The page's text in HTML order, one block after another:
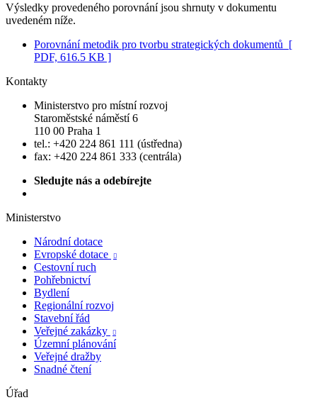
Výsledky provedeného porovnání jsou shrnuty v dokumentu
uvedeném níže.
Porovnání metodik pro tvorbu strategických dokumentů [
PDF, 616.5 KB ]
Kontakty
Ministerstvo pro místní rozvoj
Staroměstské náměstí 6
110 00 Praha 1
tel.: +420 224 861 111 (ústředna)
fax: +420 224 861 333 (centrála)
Sledujte nás a odebírejte
Ministerstvo
Národní dotace
Evropské dotace

Cestovní ruch
Pohřebnictví
Bydlení
Regionální rozvoj
Stavební řád
Veřejné zakázky

Územní plánování
Veřejné dražby
Snadné čtení
Úřad